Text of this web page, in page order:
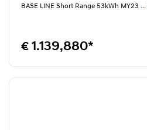
BASE LINE Short Range 53kWh MY23 ...
€ 1.139,880*